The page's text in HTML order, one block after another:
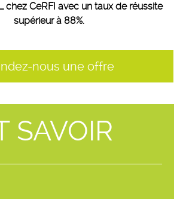
chez CeRFI avec un taux de réussite
supérieur à 88%.
nous une offre
SAVOIR